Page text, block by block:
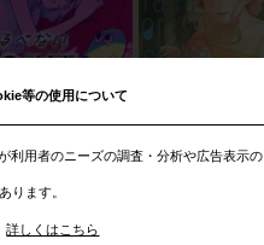
：750,812
閲覧：608,822
等の使用について
利用者のニーズの調査・分析や広告表示の
ります。
詳しくはこちら